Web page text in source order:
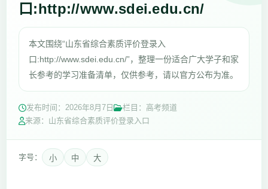
口:http://www.sdei.edu.cn/
本文围绕“山东省综合素质评价登录入
口:http://www.sdei.edu.cn/”，整理一份适合广大学子和家
长参考的学习准备清单，仅供参考，请以官方公布为准。
发布时间： 2026年8月7日
栏目：高考频道
来源：山东省综合素质评价登录入口
字号： 小 中 大